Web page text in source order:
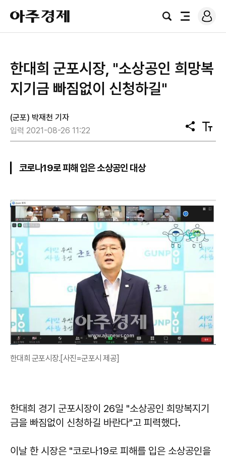
아
주
경
검
전
로
그
한대희 군포시장, "소상공인 희망복
지기금 빠짐없이 신청하길"
(군포) 박재천 기자
입력 2021-08-26 11:22
공
유
텍
스
코로나19로 피해 입은 소상공인 대상
한대희 군포시장.[사진=군포시 제공]
한대희 경기 군포시장이 26일 "소상공인 희망복지기
금을 빠짐없이 신청하길 바란다"고 피력했다.
이날 한 시장은 "코로나19로 피해를 입은 소상공인을